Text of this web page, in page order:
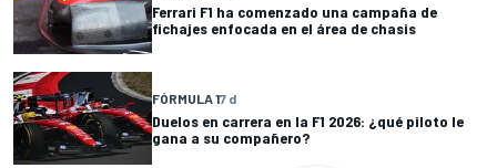
Ferrari F1 ha comenzado una campaña de
fichajes enfocada en el área de chasis
FÓRMULA 17 d
Duelos en carrera en la F1 2026: ¿qué piloto le
gana a su compañero?